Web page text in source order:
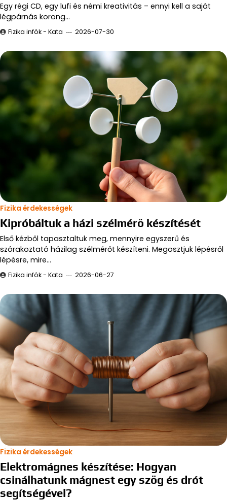
Egy régi CD, egy lufi és némi kreativitás – ennyi kell a saját
légpárnás korong…
Fizika infók - Kata 2026-07-30
Fizika érdekességek
Kipróbáltuk a házi szélmérő készítését
Első kézből tapasztaltuk meg, mennyire egyszerű és
szórakoztató házilag szélmérőt készíteni. Megosztjuk lépésről
lépésre, mire…
Fizika infók - Kata 2026-06-27
Fizika érdekességek
Elektromágnes készítése: Hogyan
csinálhatunk mágnest egy szög és drót
segítségével?